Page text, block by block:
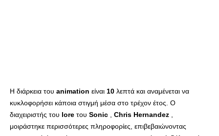
Η διάρκεια του animation είναι 10 λεπτά και αναμένεται να
κυκλοφορήσει κάποια στιγμή μέσα στο τρέχον έτος. Ο
διαχειριστής του lore του Sonic Chris Hernandez
μοιράστηκε περισσότερες πληροφορίες, επιβεβαιώνοντας